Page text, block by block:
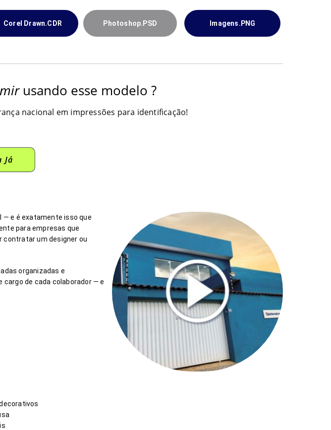
Corel Drawn.CDR Photoshop.PSD Imagens.PNG
usando esse modelo ?
nacional em impressões para identificação!
Já
— e é exatamente isso que
para empresas que
contratar um designer ou
organizadas e
de cada colaborador — e